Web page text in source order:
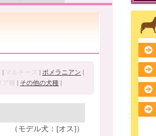
マルチーズ ポメラニアン
ア種 その他の犬種
（モデル犬：[オス]）